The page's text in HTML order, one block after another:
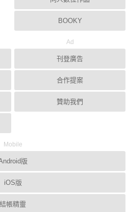
BOOKY
Ad
刊登廣告
合作提案
贊助我們
Mobile
版
iOS版
結帳精靈